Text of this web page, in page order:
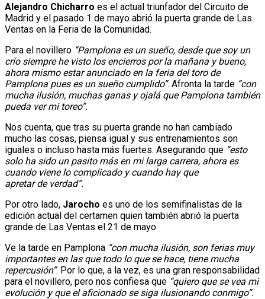
Alejandro Chicharro es el actual triunfador del Circuito de
Madrid y el pasado 1 de mayo abrió la puerta grande de Las
Ventas en la Feria de la Comunidad.
Para el novillero “Pamplona es un sueño, desde que soy un
crío siempre he visto los encierros por la mañana y bueno,
ahora mismo estar anunciado en la feria del toro de
Pamplona pues es un sueño cumplido”. Afronta la tarde “con
mucha ilusión, muchas ganas y ojalá que Pamplona también
pueda ver mi toreo”.
Nos cuenta, que tras su puerta grande no han cambiado
mucho las cosas, piensa igual y sus entrenamientos son
iguales o incluso hasta más fuertes. Asegurando que “esto
solo ha sido un pasito más en mi larga carrera, ahora es
cuando viene lo complicado y cuando hay que
apretar de verdad”.
Por otro lado, Jarocho es uno de los semifinalistas de la
edición actual del certamen quien también abrió la puerta
grande de Las Ventas el 21 de mayo
Ve la tarde en Pamplona “con mucha ilusión, son ferias muy
importantes en las que todo lo que se hace, tiene mucha
repercusión”. Por lo que, a la vez, es una gran responsabilidad
para el novillero, pero nos confiesa que “quiero que se vea mi
evolución y que el aficionado se siga ilusionando conmigo”.